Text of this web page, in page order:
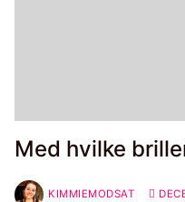
Med hvilke
KIMMIEMODSAT